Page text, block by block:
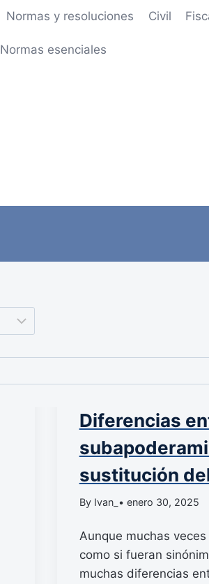
Normas y resoluciones Civil
Normas esenciales
Diferencias
sustitución
By Ivan_ • enero 30, 2025
Aunque muchas
como si fueran
muchas diferencias